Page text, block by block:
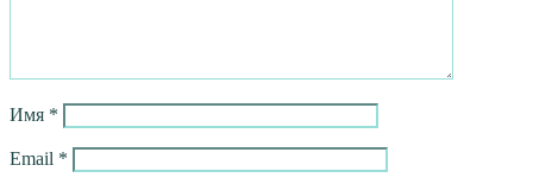
Имя *
Email *